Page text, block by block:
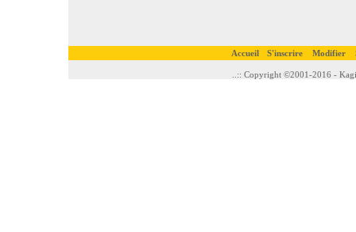
Accueil S'inscrire Modifier
..:: Copyright ©2001-2016 -